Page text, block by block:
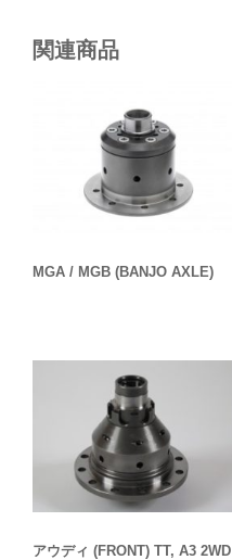
関連商品
MGA / MGB (BANJO AXLE)
アウディ (FRONT) TT, A3 2WD